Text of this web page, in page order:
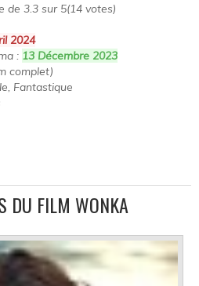
de 3.3 sur 5(14 votes)
2024
: 13 Décembre 2023
complet)
Fantastique
DU FILM WONKA